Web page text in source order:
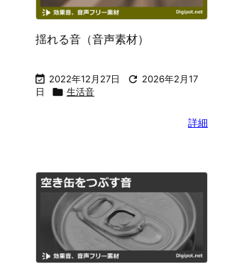
揺れる音（音声素材）
 2022年12月27日  2026年2月17
日
 生活音
詳細